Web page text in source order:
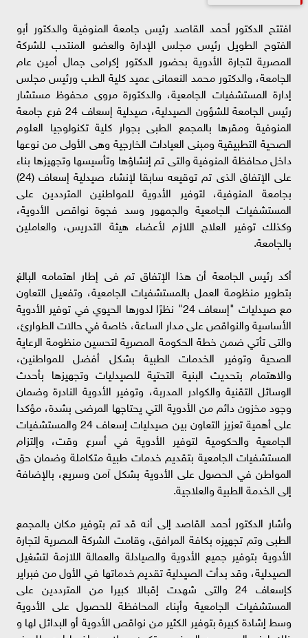
افتتح الدكتور أحمد القاصد رئيس جامعة المنوفية والدكتور أبو
الفتوح الطويل رئيس مجلس الإدارة والعضو المنتدب للشركة
المصرية لتجارة الأدوية بحضور الدكتور إكرامى جمال أمين عام
الجامعة، والدكتور محمد النعمانى عميد كلية الطب ورئيس مجلس
إدارة المستشفيات الجامعية، والدكتورة مروى محفوظ مستشار
رئيس الجامعة للشؤون الصيدلية، صيدلية إسعاف 24 فرع جامعة
المنوفية ومقرها بالمجمع الطبى بجوار كلية تكنولوجيا العلوم
الصحية التطبيقية ومبنى العيادات الخارجية وهى الأولى من نوعها
داخل محافظة المنوفية والتى تم إنشاؤها وتأسيسها وتجهيزها بناء
على الإتفاق الذى تم توقيعه سابقا لإنشاء صيدلية إسعاف (24)
بجامعة المنوفية، لتوفير الأدوية للمواطنين المترددين على
المستشفيات الجامعية والجمهور وسد فجوة نواقص الأدوية،
وكذلك توفير العلاج اللازم لأعضاء هيئة التدريس، والعاملين
بالجامعة.
أكد رئيس الجامعة أن هذا الإتفاق تم فى إطار اهتمامه البالغ
بتطوير منظومة العمل بالمستشفيات الجامعية، وتفعيل التعاون
مع صيدليات "إسعاف 24" نظرًا لدورها الحيوي في توفير الأدوية
الأساسية والنواقص على مدار الساعة، خاصة في حالات الطوارئ،
والتى تأتي ضمن خطة الحكومة المصرية لتحسين منظومة الرعاية
الصحية وتوفير الخدمات الطبية بشكل أفضل للمواطنين،
والاهتمام بتحديث البنية التحتية للصيدليات وتجهيزها بأحدث
الوسائل التقنية والكوادر المدربة، وتوفير الأدوية النادرة وضمان
وجود مخزون دائم من الأدوية التي يحتاجها المرضى بشدة، مؤكدا
على أهمية تعزيز التعاون بين صيدليات إسعاف 24 والمستشفيات
الجامعية والحكومية لتوفير الأدوية في أسرع وقت، وإلتزام
المستشفيات الجامعية بتقديم خدمات طبية متكاملة وضمان حق
المواطن في الحصول على الأدوية بشكل آمن وسريع، بالإضافة
إلى الخدمة الطبية والعلاجية.
وأشار الدكتور أحمد القاصد إلى أنه قد تم بتوفير مكان بالمجمع
الطبى وتم تجهيزه بكافة المرافق، وقامت الشركة المصرية لتجارة
الأدوية بتوفير جميع الأدوية والصيادلة والعمالة اللازمة لتشغيل
الصيدلية، وقد بدأت الصيدلية تقديم خدماتها في الأول من فبراير
كإسعاف 24 والتى شهدت إقبالا كبيرا من المترددين على
المستشفيات الجامعية وأبناء المحافظة للحصول على الأدوية
وسط إشادة كبيرة بتوفير الكثير من نواقص الأدوية أو البدائل لها و